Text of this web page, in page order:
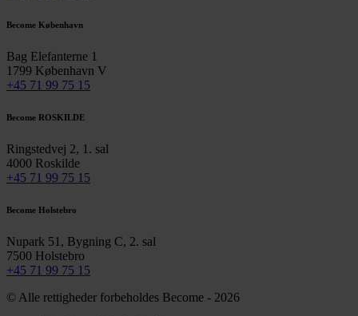
Become København
Bag Elefanterne 1
1799 København V
+45 71 99 75 15
Become ROSKILDE
Ringstedvej 2, 1. sal
4000 Roskilde
+45 71 99 75 15
Become Holstebro
Nupark 51, Bygning C, 2. sal
7500 Holstebro
+45 71 99 75 15
© Alle rettigheder forbeholdes Become - 2026